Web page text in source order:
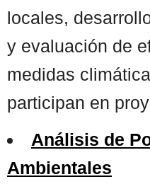
locales,
y evaluación de
medidas
participan en
Análisis de
Ambientales